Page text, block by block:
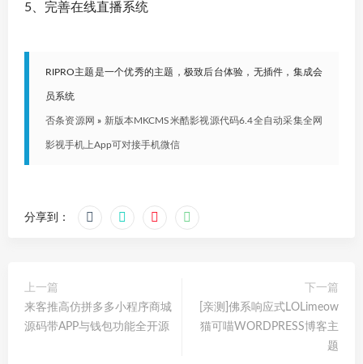
5、完善在线直播系统
RIPRO主题是一个优秀的主题，极致后台体验，无插件，集成会
员系统
否条资源网 » 新版本MKCMS米酷影视源代码6.4全自动采集全网
影视手机上App可对接手机微信
分享到：
上一篇
来客推高仿拼多多小程序商城
源码带APP与钱包功能全开源
下一篇
[亲测]佛系响应式LOLimeow
猫可喵WORDPRESS博客主
题